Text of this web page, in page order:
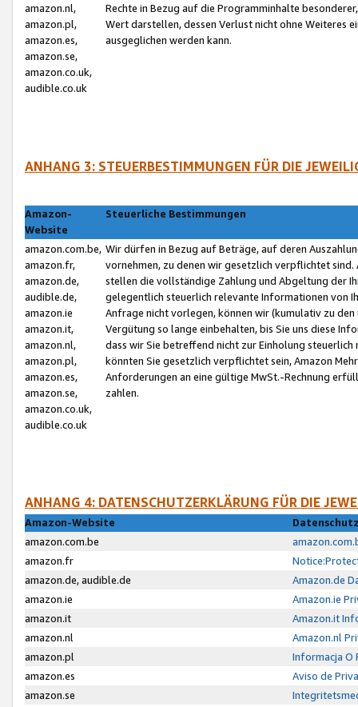
amazon.nl,
amazon.pl,
amazon.es,
amazon.se,
amazon.co.uk,
audible.co.uk
Rechte in Bezug auf die Programminhalte
Wert darstellen, dessen Verlust nicht ohne Weiteres
ausgeglichen werden kann.
ANHANG 3: STEUERBESTIMMUNGEN FÜR DIE
Amazon-
Website
Steuerliche Bestimmungen
amazon.com.be,
amazon.fr,
amazon.de,
audible.de,
amazon.ie
amazon.it,
amazon.nl,
amazon.pl,
amazon.es,
amazon.se,
amazon.co.uk,
audible.co.uk
Wir dürfen in Bezug auf Beträge, auf deren
vornehmen, zu denen wir gesetzlich verpflichtet
stellen die vollständige Zahlung und Abgeltung der
gelegentlich steuerlich relevante Informationen von
Anfrage nicht vorlegen, können wir (kumulativ zu
Vergütung so lange einbehalten, bis Sie uns diese
dass wir Sie betreffend nicht zur Einholung
könnten Sie gesetzlich verpflichtet sein, Amazon
Anforderungen an eine gültige MwSt.-Rechnung
zahlen.
ANHANG 4: DATENSCHUTZERKLÄRUNG FÜR DIE
Amazon-Website
amazon.com.be
amazon.fr
amazon.de, audible.de
Amazon.de
amazon.ie
Amazon.ie
amazon.it
Amazon.it
amazon.nl
Amazon.nl
amazon.pl
Informacja O
amazon.es
Aviso de
amazon.se